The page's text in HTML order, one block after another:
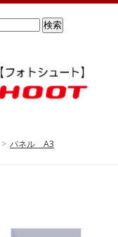
> パネル A3